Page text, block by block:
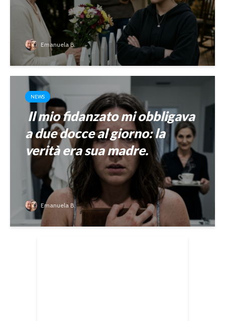
Emanuela B.
NEWS
Il mio fidanzato mi obbligava
a due docce al giorno: la
verità era sua madre.
Emanuela B.